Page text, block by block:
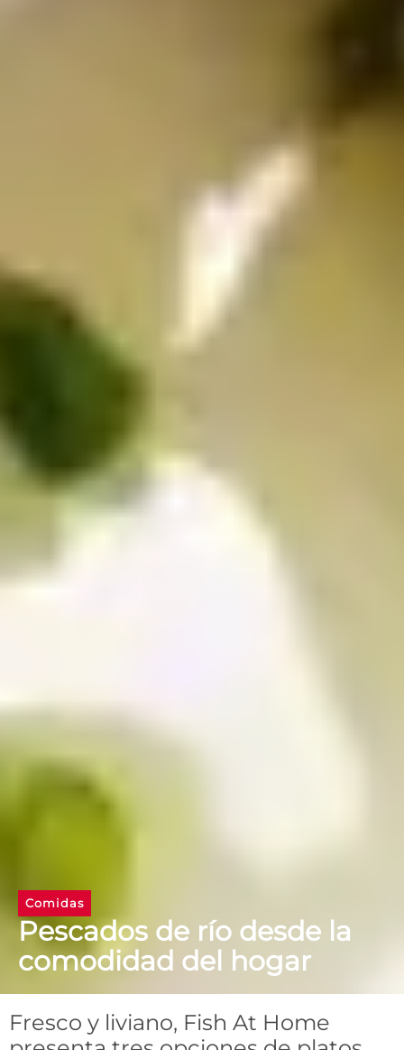
Comidas
Pescados de río desde la
comodidad del hogar
Fresco y liviano, Fish At Home